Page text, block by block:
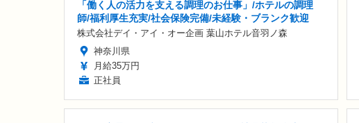
「働く人の活力を支える調理のお仕事」/ホテルの調理
師/福利厚生充実/社会保険完備/未経験・ブランク歓迎
株式会社デイ・アイ・オー企画 葉山ホテル音羽ノ森
神奈川県
月給35万円
正社員